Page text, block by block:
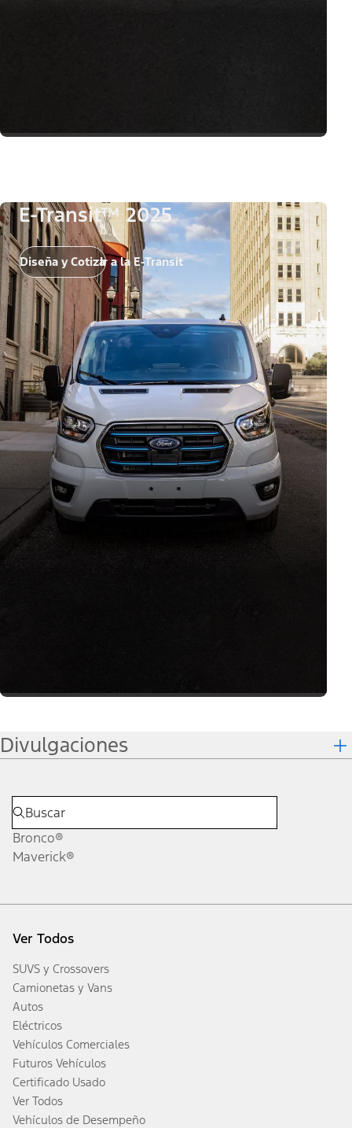
E-Transit™ 2025
Diseña y CotizaIr a la E-Transit
Divulgaciones
Bronco®
Maverick®
Ver Todos
SUVS y Crossovers
Camionetas y Vans
Autos
Eléctricos
Vehículos Comerciales
Futuros Vehículos
Certificado Usado
Ver Todos
Vehículos de Desempeño